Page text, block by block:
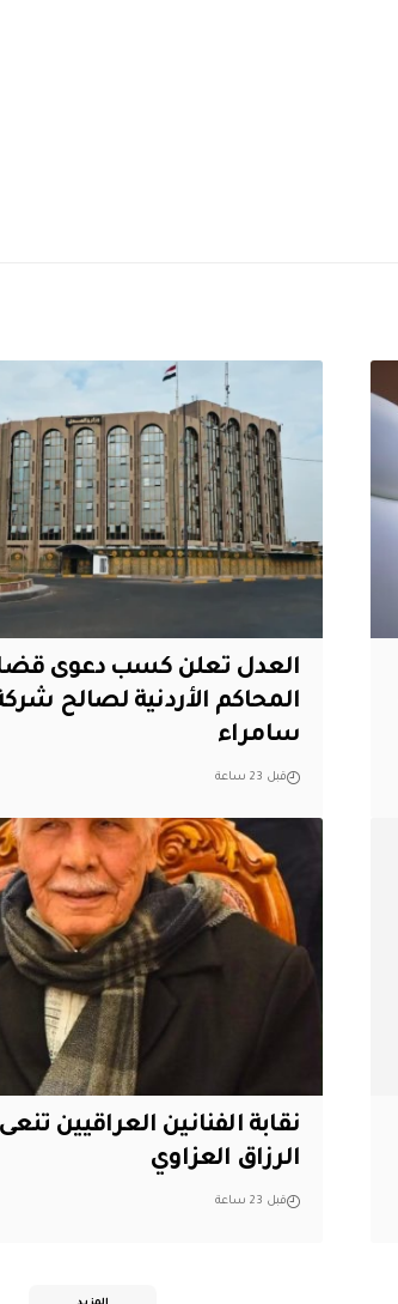
العدل تعلن كسب دعوى
المحاكم الأردنية لصالح
سامراء
قبل 23 ساعة
نقابة الفنانين العراقيين
الرزاق العزاوي
قبل 23 ساعة